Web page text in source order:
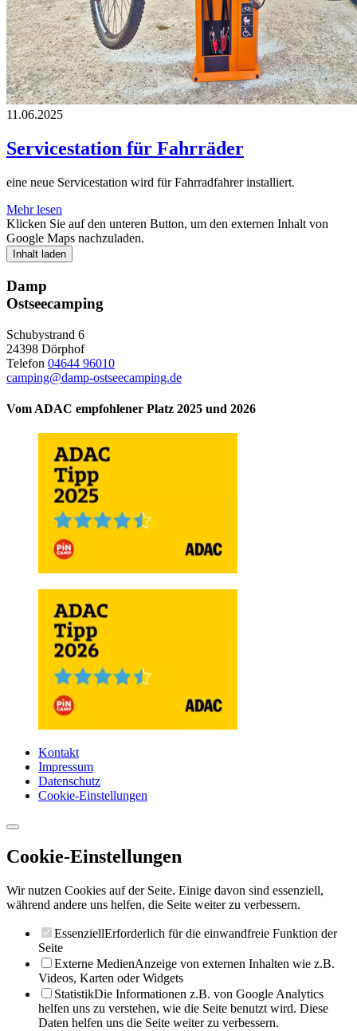
11.06.2025
Servicestation für Fahrräder
eine neue Servicestation wird für Fahrradfahrer installiert.
Mehr lesen
Klicken Sie auf den unteren Button, um den externen Inhalt von
Google Maps nachzuladen.
Inhalt laden
Damp
Ostseecamping
Schubystrand 6
24398 Dörphof
Telefon 04644 96010
camping@damp-ostseecamping.de
Vom ADAC empfohlener Platz 2025 und 2026
Kontakt
Impressum
Datenschutz
Cookie-Einstellungen
Cookie-Einstellungen
Wir nutzen Cookies auf der Seite. Einige davon sind essenziell,
während andere uns helfen, die Seite weiter zu verbessern.
EssenziellErforderlich für die einwandfreie Funktion der
Seite
Externe MedienAnzeige von externen Inhalten wie z.B.
Videos, Karten oder Widgets
StatistikDie Informationen z.B. von Google Analytics
helfen uns zu verstehen, wie die Seite benutzt wird. Diese
Daten helfen uns die Seite weiter zu verbessern.